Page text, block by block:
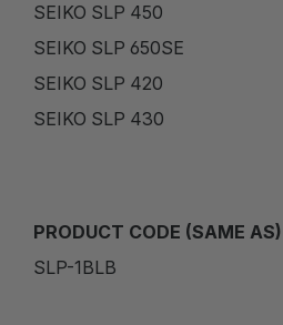
SEIKO SLP 450
SEIKO SLP 650SE
SEIKO SLP 420
SEIKO SLP 430
PRODUCT CODE (SAME AS)
SLP-1BLB